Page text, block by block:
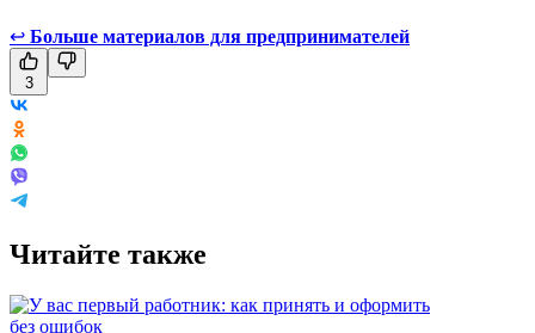
↩ Больше материалов для предпринимателей
3
Читайте также